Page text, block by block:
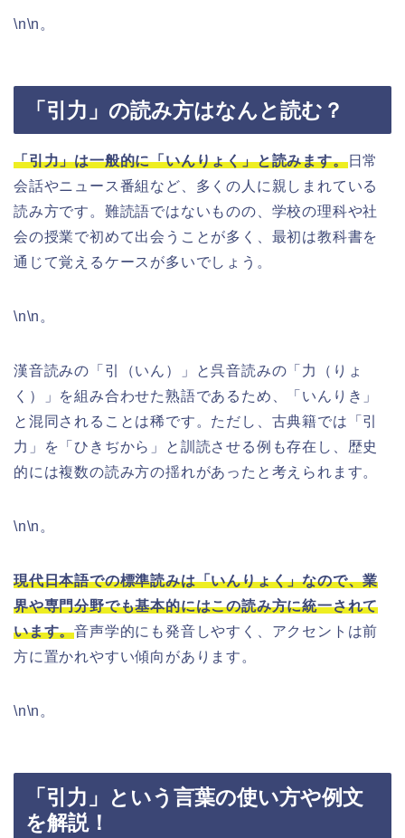
\n\n。
「引力」の読み方はなんと読む？
「引力」は一般的に「いんりょく」と読みます。日常
会話やニュース番組など、多くの人に親しまれている
読み方です。難読語ではないものの、学校の理科や社
会の授業で初めて出会うことが多く、最初は教科書を
通じて覚えるケースが多いでしょう。
\n\n。
漢音読みの「引（いん）」と呉音読みの「力（りょ
く）」を組み合わせた熟語であるため、「いんりき」
と混同されることは稀です。ただし、古典籍では「引
力」を「ひきぢから」と訓読させる例も存在し、歴史
的には複数の読み方の揺れがあったと考えられます。
\n\n。
現代日本語での標準読みは「いんりょく」なので、業
界や専門分野でも基本的にはこの読み方に統一されて
います。音声学的にも発音しやすく、アクセントは前
方に置かれやすい傾向があります。
\n\n。
「引力」という言葉の使い方や例文
を解説！